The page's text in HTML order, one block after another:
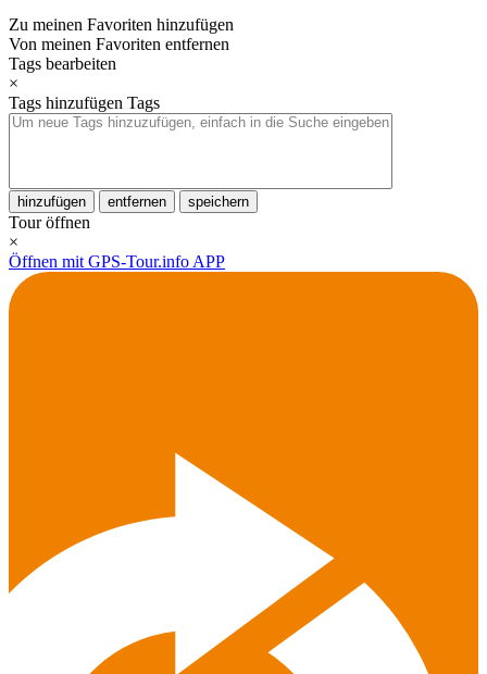
Zu meinen Favoriten hinzufügen
Von meinen Favoriten entfernen
Tags bearbeiten
×
Tags hinzufügen Tags
hinzufügen entfernen speichern
Tour öffnen
×
Öffnen mit GPS-Tour.info APP